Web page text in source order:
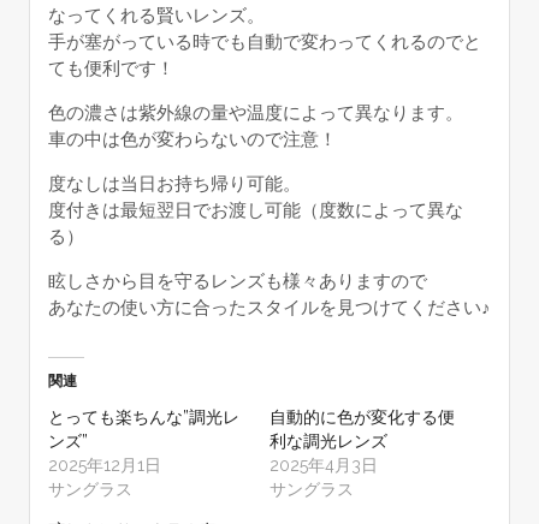
なってくれる賢いレンズ。
手が塞がっている時でも自動で変わってくれるのでと
ても便利です！
色の濃さは紫外線の量や温度によって異なります。
車の中は色が変わらないので注意！
度なしは当日お持ち帰り可能。
度付きは最短翌日でお渡し可能（度数によって異な
る）
眩しさから目を守るレンズも様々ありますので
あなたの使い方に合ったスタイルを見つけてください♪
関連
とっても楽ちんな”調光レ
ンズ”
2025年12月1日
サングラス
自動的に色が変化する便
利な調光レンズ
2025年4月3日
サングラス